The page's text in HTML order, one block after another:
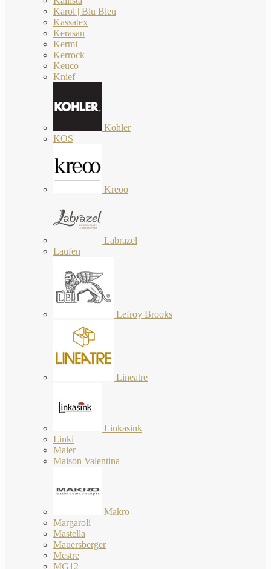
Karol | Blu Bleu
Kassatex
Kerasan
Kermi
Kerrock
Keuco
Knief
Kohler
KOS
Kreoo
Labrazel
Laufen
Lefroy Brooks
Lineatre
Linkasink
Linki
Maier
Maison Valentina
Makro
Margaroli
Mastella
Mauersberger
Mestre
MG12